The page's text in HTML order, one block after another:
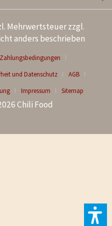
Mehrwertsteuer zzgl.
anders beschrieben
und Datenschutz
AGB
Impressum Sitemap
Chili Food